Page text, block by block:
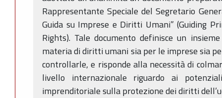
Rappresentante Speciale del Segretario
Guida su Imprese e Diritti Umani” (Guiding
Rights). Tale documento definisce un
materia di diritti umani sia per le imprese sia
controllarle, e risponde alla necessità di
livello internazionale riguardo ai
imprenditoriale sulla protezione dei diritti